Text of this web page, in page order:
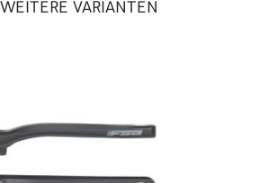
WEITERE VARIANTEN